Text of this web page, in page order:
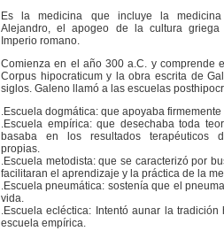
Es la medicina que incluye la
Alejandro, el apogeo de la cultura
Imperio romano.
Comienza en el año 300 a.C. y comprende
Corpus hipocraticum y la obra escrita de
siglos. Galeno llamó a las escuelas
.Escuela dogmática: que apoyaba
.Escuela empírica: que desechaba toda
basaba en los resultados terapéuticos
propias.
.Escuela metodista: que se caracterizó por
facilitaran el aprendizaje y la práctica de la
.Escuela pneumática: sostenía que el
vida.
.Escuela ecléctica: Intentó aunar la tradición
escuela empírica.